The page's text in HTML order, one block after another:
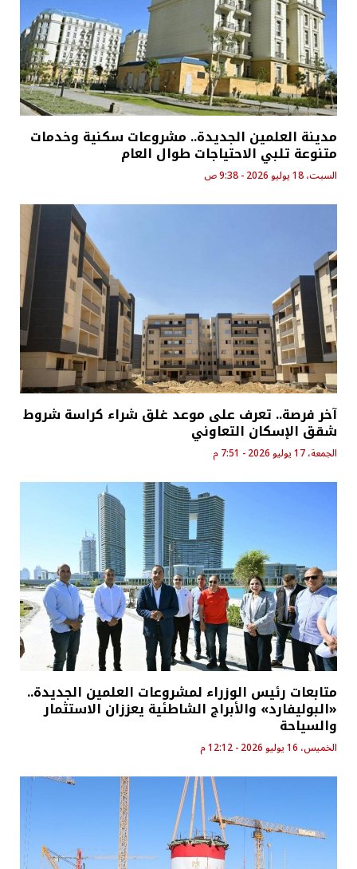
مدينة العلمين الجديدة.. مشروعات سكنية وخدمات
متنوعة تلبي الاحتياجات طوال العام
السبت، 18 يوليو 2026 - 9:38 ص
آخر فرصة.. تعرف على موعد غلق شراء كراسة شروط
شقق الإسكان التعاوني
الجمعة، 17 يوليو 2026 - 7:51 م
متابعات رئيس الوزراء لمشروعات العلمين الجديدة..
«البوليفارد» والأبراج الشاطئية يعززان الاستثمار
والسياحة
الخميس، 16 يوليو 2026 - 12:12 م